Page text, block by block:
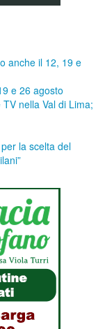
anche il 12, 19 e
e 26 agosto
nella Val di Lima;
la scelta del